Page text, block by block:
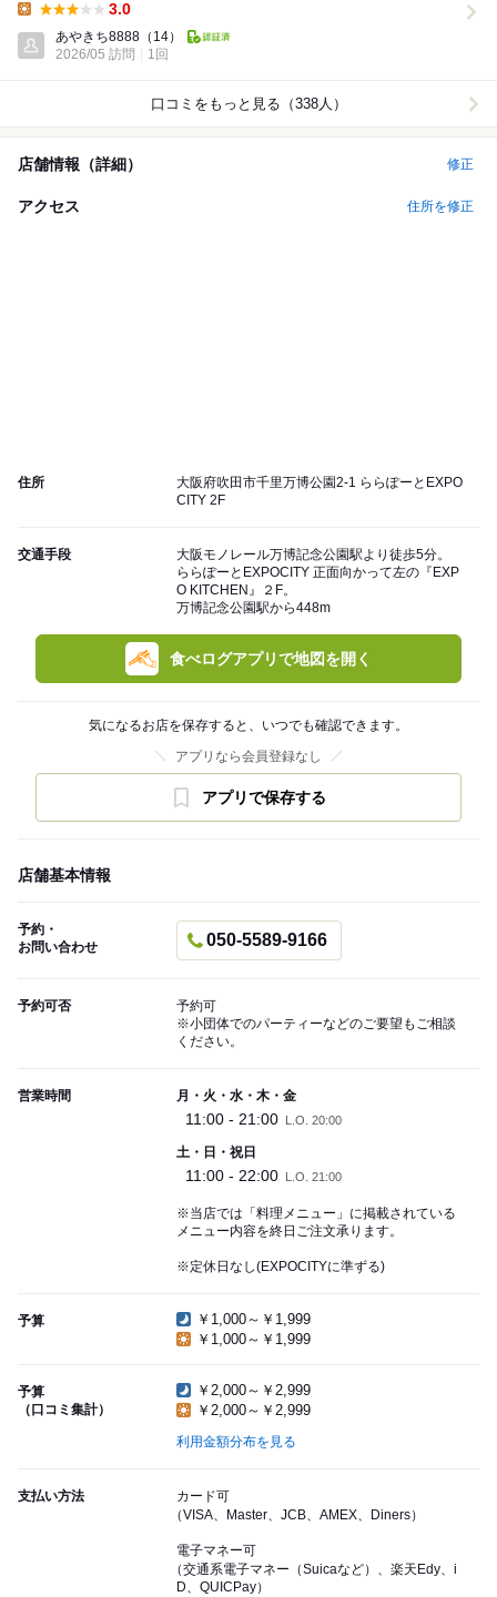
3.0
あやきち8888 （14）
2026/05 訪問
1回
口コミをもっと見る（338人）
店舗情報（詳細） 修正
アクセス 住所を修正
住所
大阪府吹田市千里万博公園2-1 ららぽーとEXPO
CITY 2F
交通手段
大阪モノレール万博記念公園駅より徒歩5分。
ららぽーとEXPOCITY 正面向かって左の『EXP
O KITCHEN』２F。
万博記念公園駅から448m
食べログアプリで地図を開く
気になるお店を保存すると、いつでも確認できます。
アプリなら会員登録なし
アプリで保存する
店舗基本情報
予約・
お問い合わせ
050-5589-9166
予約可否
予約可
※小団体でのパーティーなどのご要望もご相談
ください。
営業時間 月・火・水・木・金
11:00 - 21:00 L.O. 20:00
土・日・祝日
11:00 - 22:00 L.O. 21:00
※当店では「料理メニュー」に掲載されている
メニュー内容を終日ご注文承ります。
※定休日なし(EXPOCITYに準ずる)
予算
￥1,000～￥1,999
￥1,000～￥1,999
予算
（口コミ集計）
￥2,000～￥2,999
￥2,000～￥2,999
利用金額分布を見る
支払い方法
カード可
（VISA、Master、JCB、AMEX、Diners）
電子マネー可
（交通系電子マネー（Suicaなど）、楽天Edy、i
D、QUICPay）